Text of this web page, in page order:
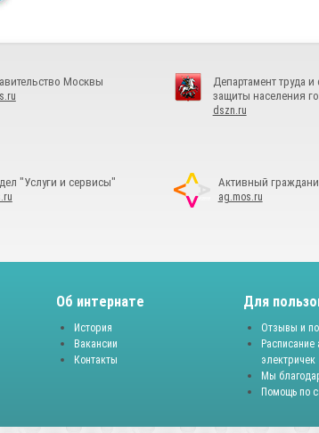
Москвы
Департамент труда
защиты населения
dszn.ru
"Услуги и сервисы" Активный
ag.mos.ru
Об интернате
История
Вакансии
Контакты
Для
Отзывы и
Расписание
электричек
Мы
Помощь по